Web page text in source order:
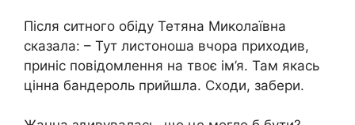
Після ситного обіду Тетяна Миколаївна
сказала: – Тут листоноша вчора приходив,
приніс повідомлення на твоє ім’я. Там якась
цінна бандероль прийшла. Сходи, забери.